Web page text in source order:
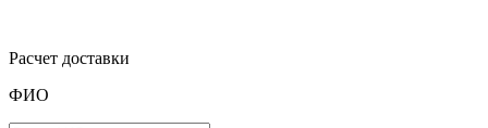
Расчет доставки
ФИО